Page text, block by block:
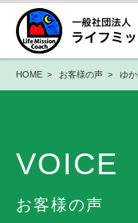
HOME > お客様の声 > ゆか
VOICE
お客様の声